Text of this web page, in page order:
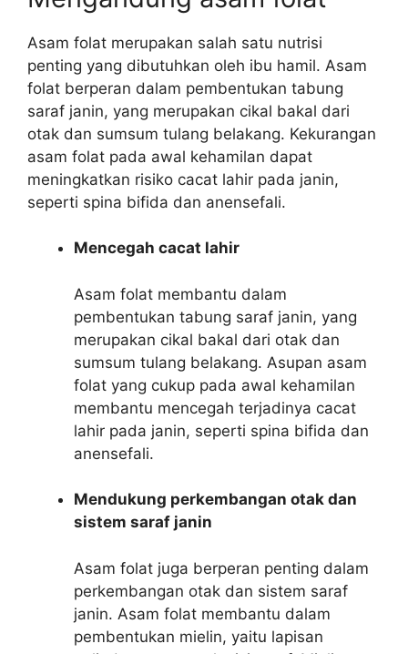
Asam folat merupakan salah satu nutrisi
penting yang dibutuhkan oleh ibu hamil. Asam
folat berperan dalam pembentukan tabung
saraf janin, yang merupakan cikal bakal dari
otak dan sumsum tulang belakang. Kekurangan
asam folat pada awal kehamilan dapat
meningkatkan risiko cacat lahir pada janin,
seperti spina bifida dan anensefali.
Mencegah cacat lahir
Asam folat membantu dalam
pembentukan tabung saraf janin, yang
merupakan cikal bakal dari otak dan
sumsum tulang belakang. Asupan asam
folat yang cukup pada awal kehamilan
membantu mencegah terjadinya cacat
lahir pada janin, seperti spina bifida dan
anensefali.
Mendukung perkembangan otak dan
sistem saraf janin
Asam folat juga berperan penting dalam
perkembangan otak dan sistem saraf
janin. Asam folat membantu dalam
pembentukan mielin, yaitu lapisan